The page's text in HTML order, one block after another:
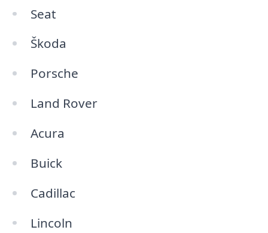
Seat
Škoda
Porsche
Land Rover
Acura
Buick
Cadillac
Lincoln